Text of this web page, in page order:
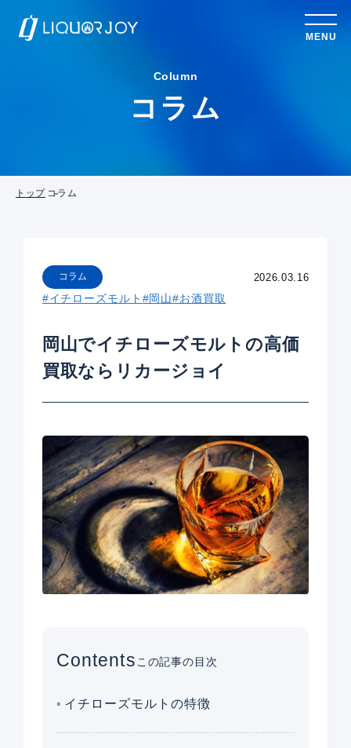
MENU
Column
コラム
トップ コラム
2026.03.16
コラム
#イチローズモルト #岡山#お酒買取
岡山でイチローズモルトの高価
買取ならリカージョイ
Contentsこの記事の目次
イチローズモルトの特徴